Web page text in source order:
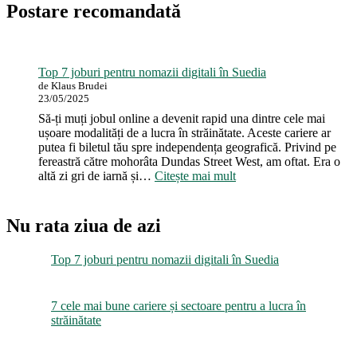
Postare recomandată
Top 7 joburi pentru nomazii digitali în Suedia
de Klaus Brudei
23/05/2025
Să-ți muți jobul online a devenit rapid una dintre cele mai
ușoare modalități de a lucra în străinătate. Aceste cariere ar
putea fi biletul tău spre independența geografică. Privind pe
fereastră către mohorâta Dundas Street West, am oftat. Era o
altă zi gri de iarnă și… Citește mai mult:
digitali
Nu rata ziua de azi
Top 7 joburi pentru nomazii digitali în Suedia
7 cele mai bune cariere și sectoare pentru a lucra în
străinătate